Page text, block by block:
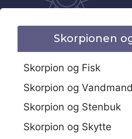
Skorpionen
Skorpion og Fisk
Skorpion og Vandmand
Skorpion og Stenbuk
Skorpion og Skytte